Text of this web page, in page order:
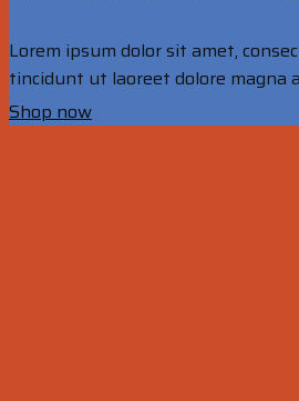
Lorem ipsum dolor sit amet,
tincidunt ut laoreet dolore magna
Shop now